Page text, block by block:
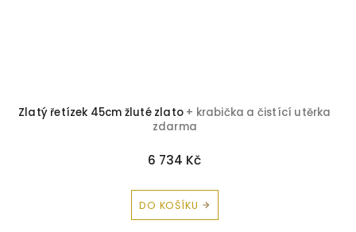
Zlatý řetízek 45cm žluté zlato + krabička a čistící utěrka
zdarma
6 734 Kč
DO KOŠÍKU